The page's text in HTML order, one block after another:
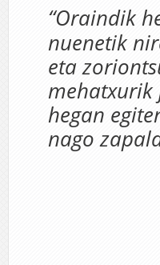
“Oraindik
nuenetik
eta
mehatxurik
hegan
nago